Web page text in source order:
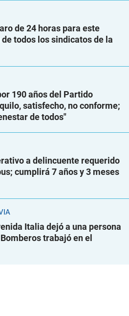
de 24 horas para este
todos los sindicatos de la
190 años del Partido
satisfecho, no conforme;
de todos"
a delincuente requerido
cumplirá 7 años y 3 meses
Italia dejó a una persona
trabajó en el